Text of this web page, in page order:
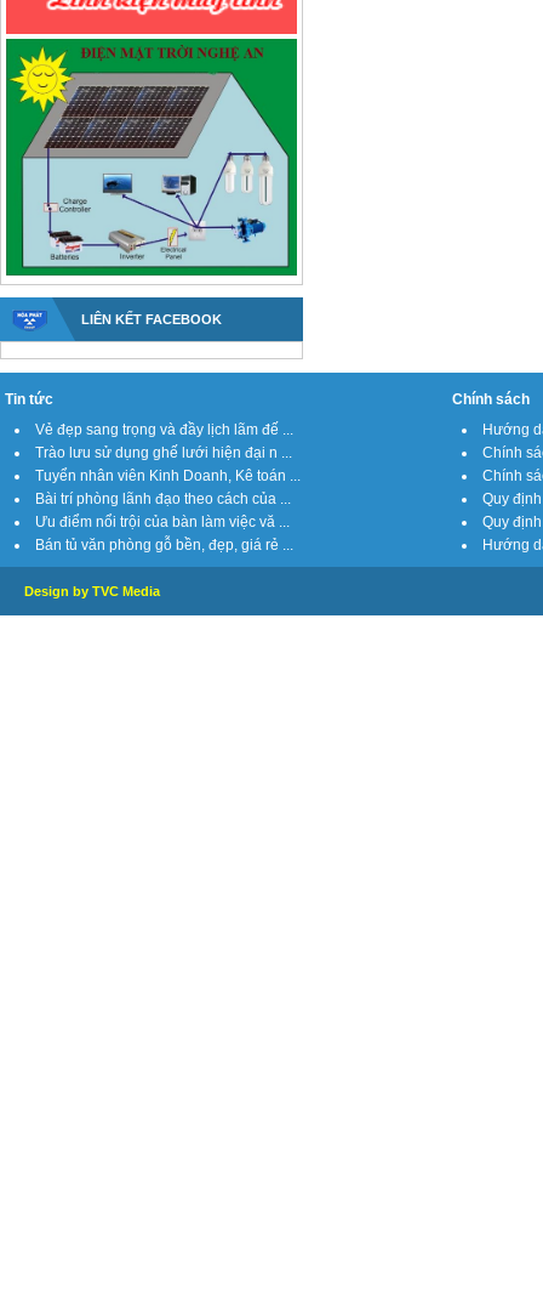
LIÊN KẾT FACEBOOK
Tin tức
Vẻ đẹp sang trọng và đầy lịch lãm đế ...
Trào lưu sử dụng ghế lưới hiện đại n ...
Tuyển nhân viên Kinh Doanh, Kê toán ...
Bài trí phòng lãnh đạo theo cách của ...
Ưu điểm nổi trội của bàn làm việc vă ...
Bán tủ văn phòng gỗ bền, đẹp, giá rẻ ...
Chính sách
Hướng
Chính
Chính
Quy
Quy
Hướng
Design by TVC Media